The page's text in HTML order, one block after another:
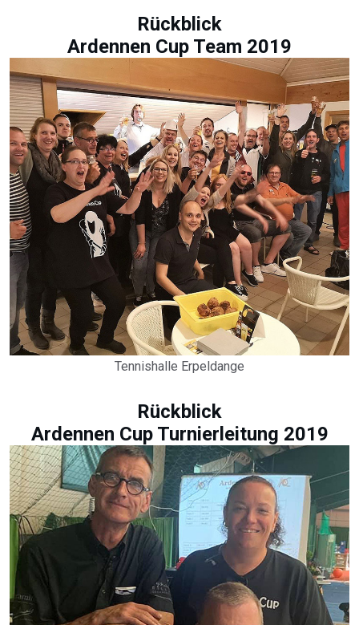
Rückblick
Ardennen Cup Team 2019
Tennishalle Erpeldange
Rückblick
Ardennen Cup Turnierleitung 2019